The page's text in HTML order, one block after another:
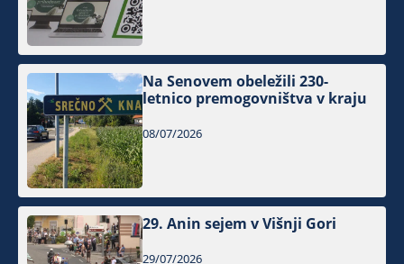
Na Senovem obeležili 230-
letnico premogovništva v kraju
08/07/2026
29. Anin sejem v Višnji Gori
29/07/2026